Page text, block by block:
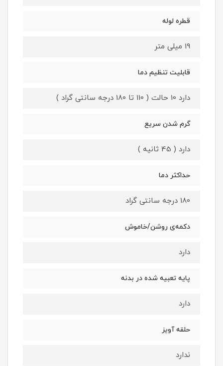
قطره لوله
19 میلی متر
قابلیت تنظیم دما
دارد 10 حالت ( 110 تا 180 درجه سانتی گراد )
گرم شدن سریع
دارد ( 45 ثانیه )
حداکثر دما
180 درجه سانتی گراد
دکمه‌ی روشن/خاموش
دارد
پایه تعبیه شده در بدنه
دارد
حلقه آویز
ندارد